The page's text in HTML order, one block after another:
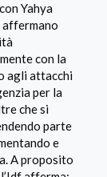
Yahya
affermano
con la
agli attacchi
per la
che si
parte
e
A proposito